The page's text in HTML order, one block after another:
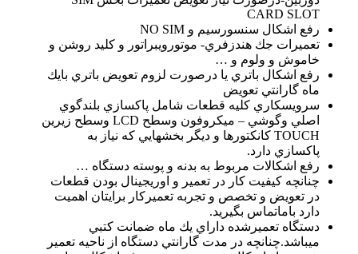
CARD SLOT
رفع اشكال سنسورسيم و NO SIM
تعمیرات جك هندزفري- موتورويبراتور و كليد روشن و
خاموش و ولوم و …
رفع اشكال باتري يا درصورت لزوم تعويض باتري بايك
ماه گارانتي تعويض
سرويسكاري كليه قطعات شامل پاكسازي بلندگوي
اصلي وگوشي – ميكروفون وسطح LCD وسطح زيرين
TOUCH كانكتورها و ديگر بخشهايي كه نياز به
پاكسازي دارد.
رفع اشكالات مربوط به بدنه و پوسته دستگاه …
چنانچه كيفيت كار در تعمير و اوريجينال بودن قطعات
در تعويض و تخصص و تجربه تعميركار برايتان اهميت
دارد باماتماس بگيريد.
دستگاه تعميرشده داراي يك ماه ضمانت كتبي
ميباشد.چنانچه در مدت گارانتي دستگاه از ناحيه تعمير